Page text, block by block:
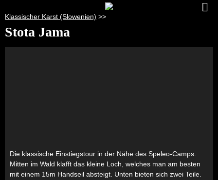
Klassischer Karst (Slowenien) >>
Stota Jama
Die klassische Einstiegstour in der Nähe des Speleo-Camps.
Mitten im Wald klafft das kleine Loch, welches man am besten
mit einem 15m Handseil absteigt. Unten bieten sich zwei Teile.